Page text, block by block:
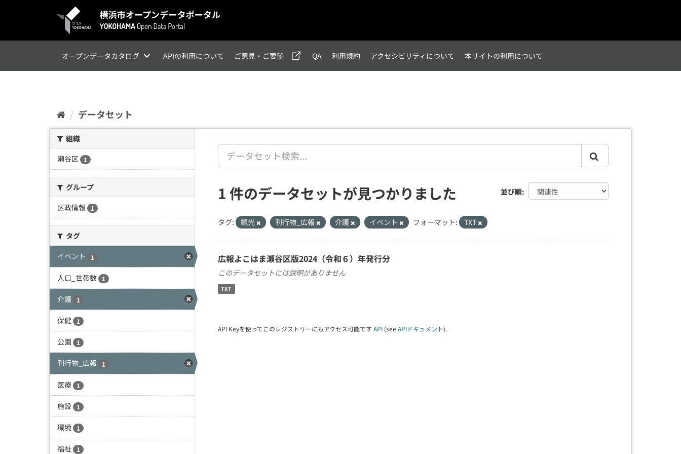
オープンデータカタログ APIの利用について ご意見・ご要望 QA 利用規約 アクセシビリティについて 本サイトの利用について
データセット
組織
瀬谷区
1
グループ
区政情報
1
タグ
イベント
1
人口_世帯数 1
介護 1
保健 1
公園 1
刊行物_広報 1
医療 1
施設 1
環境 1
福祉 1
並び順
1 件のデータセットが見つかりました
タグ: 観光 刊行物_広報 介護 イベント フォーマット: TXT
広報よこはま瀬谷区版2024（令和６）年発行分
このデータセットには説明がありません
TXT
API Keyを使ってこのレジストリーにもアクセス可能です API (see APIドキュメント).